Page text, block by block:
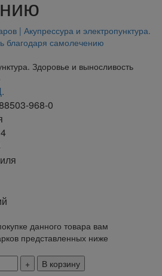
Здоровье и выносливость
968-0
данного товара вам
представленных ниже
В корзину